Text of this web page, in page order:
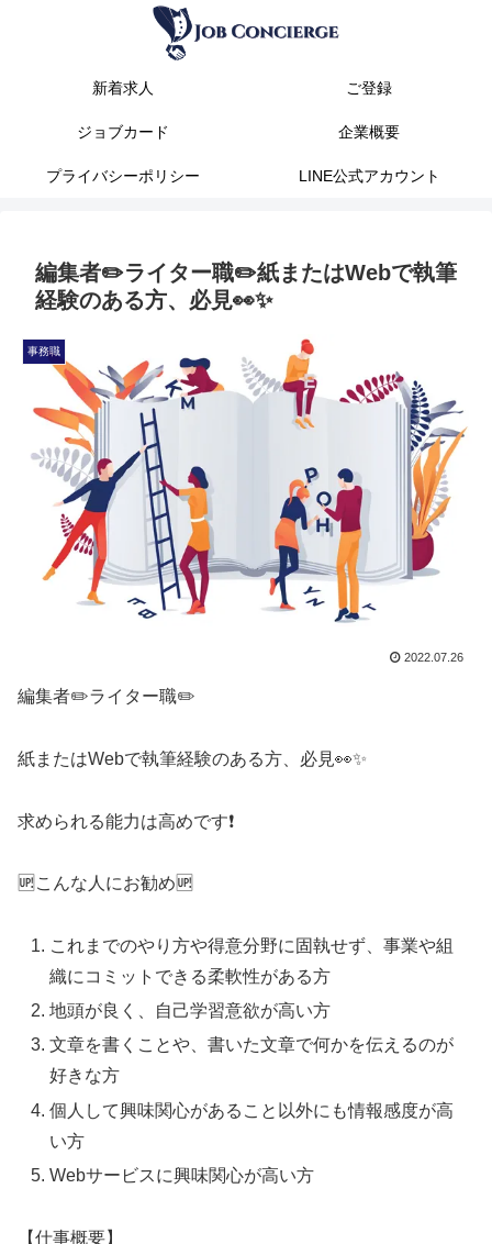
新着求人 ご登録
ジョブカード 企業概要
プライバシーポリシー LINE公式アカウント
編集者✏️ライター職✏️紙またはWebで執筆
経験のある方、必見👀✨️
事務職
2022.07.26
編集者✏️ライター職✏️
紙またはWebで執筆経験のある方、必見👀✨️
求められる能力は高めです❗️
🆙こんな人にお勧め🆙
これまでのやり方や得意分野に固執せず、事業や組
織にコミットできる柔軟性がある方
地頭が良く、自己学習意欲が高い方
文章を書くことや、書いた文章で何かを伝えるのが
好きな方
個人して興味関心があること以外にも情報感度が高
い方
Webサービスに興味関心が高い方
【仕事概要】